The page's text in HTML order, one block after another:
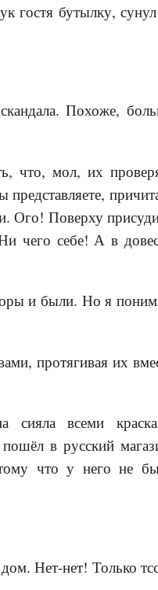
гостя бутылку,
Похоже,
что, мол, их
Ого! Поверху
чего себе! А в
и были. Но я
протягивая их
сияла всеми
в русский
что у него не
Нет-нет! Только